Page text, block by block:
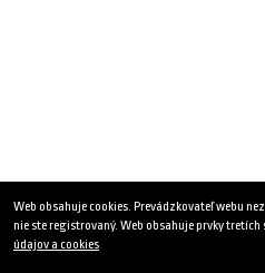
Web obsahuje cookies. Prevádzkovateľ webu
nie ste registrovaný. Web obsahuje prvky tretích
údajov a cookies